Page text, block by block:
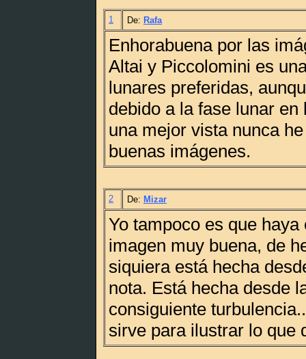
1 De: Rafa
Enhorabuena por las
Altai y Piccolomini es
lunares preferidas,
debido a la fase lunar en
una mejor vista nunca
buenas imágenes.
2 De: Mizar
Yo tampoco es que
imagen muy buena, de
siquiera está hecha
nota. Está hecha desde
consiguiente
sirve para ilustrar lo que